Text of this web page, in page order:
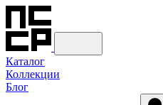
Каталог
Коллекции
Блог